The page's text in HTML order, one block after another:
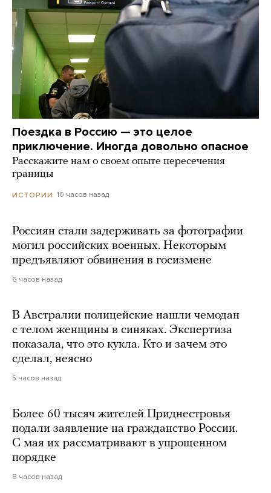
Поездка в Россию — это целое
приключение. Иногда довольно опасное
Расскажите нам о своем опыте пересечения
границы
ИСТОРИИ 10 часов назад
Россиян стали задерживать за фотографии
могил российских военных. Некоторым
предъявляют обвинения в госизмене
6 часов назад
В Австралии полицейские нашли чемодан
с телом женщины в синяках. Экспертиза
показала, что это кукла. Кто и зачем это
сделал, неясно
5 часов назад
Более 60 тысяч жителей Приднестровья
подали заявление на гражданство России.
С мая их рассматривают в упрощенном
порядке
8 часов назад